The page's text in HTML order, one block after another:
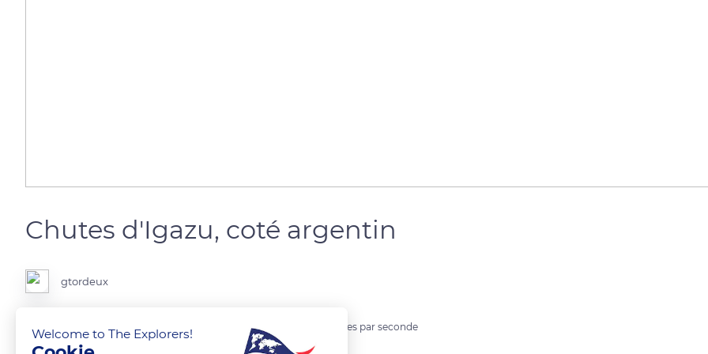
Chutes d'Igazu, coté argentin
gtordeux
Jusqu’à 6 millions de litres d’eau par seconde, c'est à dire 6 000 tonnes par seconde
Welcome to The Explorers!